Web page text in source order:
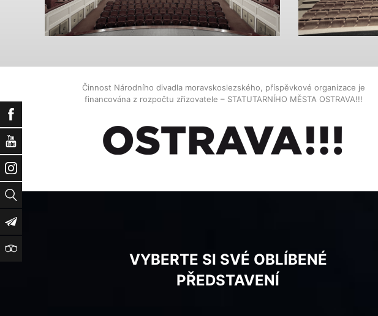
Facebook
YouTube
Instagram
Vyhledat
Newsletter
TripAdvisor
Činnost Národního divadla moravskoslezského, příspěvkové organizace je
financována z rozpočtu zřizovatele – STATUTARNÍHO MĚSTA OSTRAVA!!!
VYBERTE SI SVÉ OBLÍBENÉ
PŘEDSTAVENÍ